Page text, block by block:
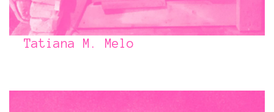
Tatiana M. Melo